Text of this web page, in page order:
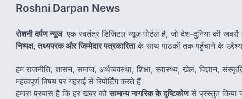
Roshni Darpan News
रोशनी दर्पण न्यूज एक स्वतंत्र डिजिटल न्यूज़ पोर्टल है, जो देश-दुनिया की खबरों
निष्पक्ष, तथ्यपरक और जिम्मेदार पत्रकारिताके साथ पाठकों तक पहुँचाने के
हम राजनीति, शासन, समाज, अर्थव्यवस्था, शिक्षा, स्वास्थ्य, खेल, विज्ञान,
महत्वपूर्ण विषय पर गहराई से रिपोर्टिंग करते हैं।
हमारा प्रयास है कि हर खबर कोसामान्य नागरिक के दृष्टिकोणसे प्रस्तुत किया